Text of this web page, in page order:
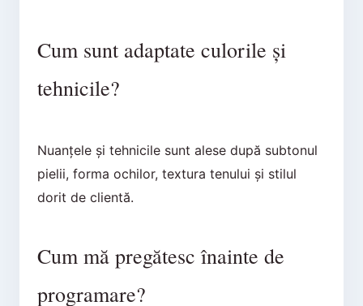
Cum sunt adaptate culorile și
tehnicile?
Nuanțele și tehnicile sunt alese după subtonul
pielii, forma ochilor, textura tenului și stilul
dorit de clientă.
Cum mă pregătesc înainte de
programare?